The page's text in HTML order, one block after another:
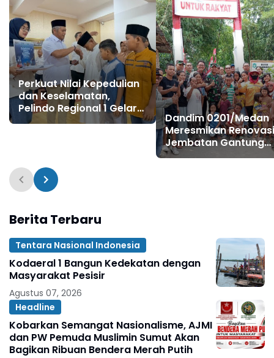
Perkuat Nilai Kepedulian
dan Keselamatan,
Pelindo Regional 1 Gelar
Pengajian, Doa Bersama,
Dandim 0201/Medan
Meresmikan Renovasi
Jembatan Gantung
Panigara, Akses
Berita Terbaru
Tentara Nasional Indonesia
Kodaeral 1 Bangun Kedekatan dengan
Masyarakat Pesisir ‎
Agustus 07, 2026
Headline
Kobarkan Semangat Nasionalisme, AJMI
dan PW Pemuda Muslimin Sumut Akan
Bagikan Ribuan Bendera Merah Putih